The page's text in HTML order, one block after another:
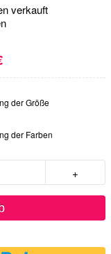
verkauft
der Größe
der Farben
+